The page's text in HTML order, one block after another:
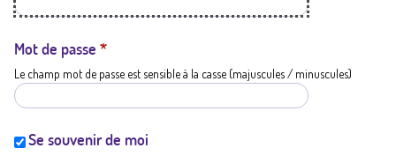
a
t
i
Mot de passe *
Le champ mot de passe est sensible à la casse (majuscules / minuscules)
Se souvenir de moi